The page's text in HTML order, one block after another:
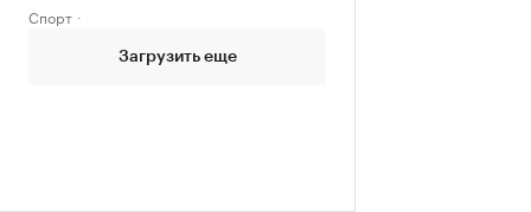
Спорт
Загрузить еще